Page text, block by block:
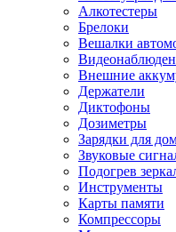
Алкотестеры
Брелоки
Вешалки
Внешние
Держатели
Диктофоны
Дозиметры
Зарядки для
Звуковые
Подогрев
Инструменты
Карты памяти
Компрессоры